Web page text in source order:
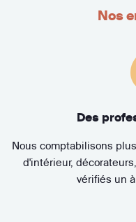
Nos
Des
Nous comptabilisons
d'intérieur,
vérifiés un